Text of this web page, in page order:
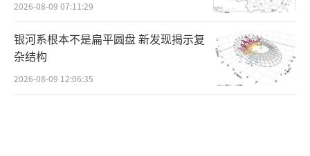
2026-08-09 07:11:29
银河系根本不是扁平圆盘 新发现揭示复
杂结构
2026-08-09 12:06:35